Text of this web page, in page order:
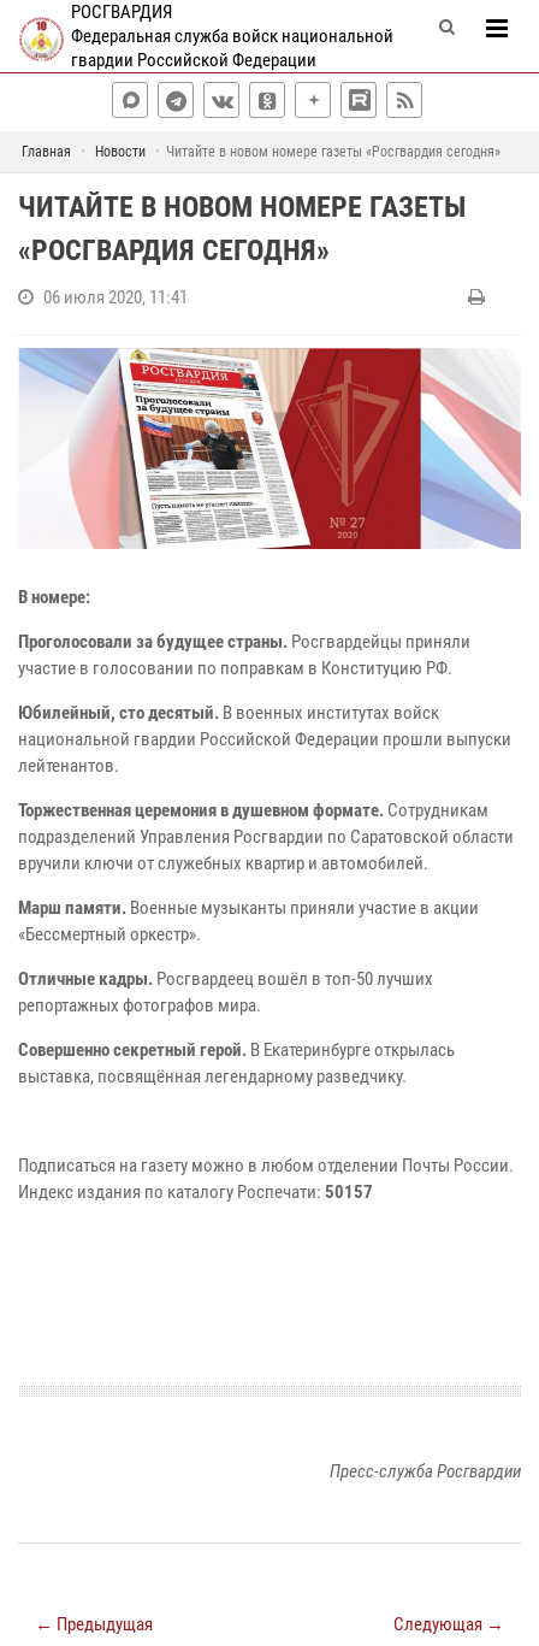
РОСГВАРДИЯ
Федеральная служба войск национальной
гвардии Российской Федерации
Главная Новости Читайте в новом номере газеты «Росгвардия сегодня»
ЧИТАЙТЕ В НОВОМ НОМЕРЕ ГАЗЕТЫ
«РОСГВАРДИЯ СЕГОДНЯ»
06 июля 2020, 11:41
В номере:
Проголосовали за будущее страны. Росгвардейцы приняли
участие в голосовании по поправкам в Конституцию РФ.
Юбилейный, сто десятый. В военных институтах войск
национальной гвардии Российской Федерации прошли выпуски
лейтенантов.
Торжественная церемония в душевном формате. Сотрудникам
подразделений Управления Росгвардии по Саратовской области
вручили ключи от служебных квартир и автомобилей.
Марш памяти. Военные музыканты приняли участие в акции
«Бессмертный оркестр».
Отличные кадры. Росгвардеец вошёл в топ-50 лучших
репортажных фотографов мира.
Совершенно секретный герой. В Екатеринбурге открылась
выставка, посвящённая легендарному разведчику.
Подписаться на газету можно в любом отделении Почты России.
Индекс издания по каталогу Роспечати: 50157
Пресс-служба Росгвардии
← Предыдущая Следующая →